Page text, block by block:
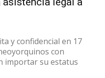
y confidencial en 17
con
importar su estatus